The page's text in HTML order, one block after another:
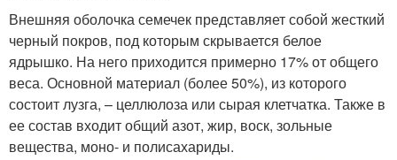
Внешняя оболочка семечек представляет собой жесткий
черный покров, под которым скрывается белое
ядрышко. На него приходится примерно 17% от общего
веса. Основной материал (более 50%), из которого
состоит лузга, – целлюлоза или сырая клетчатка. Также в
ее состав входит общий азот, жир, воск, зольные
вещества, моно- и полисахариды.